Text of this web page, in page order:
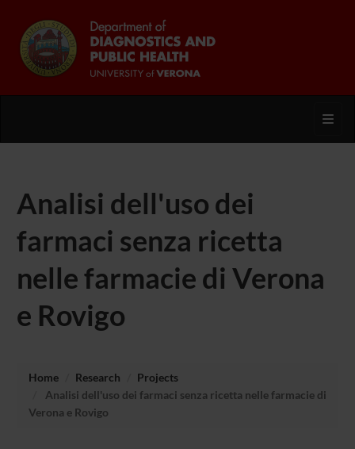
Analisi dell'uso dei
farmaci senza ricetta
nelle farmacie di Verona
e Rovigo
Home Research
Projects
Analisi dell'uso dei farmaci senza ricetta nelle farmacie di
Verona e Rovigo